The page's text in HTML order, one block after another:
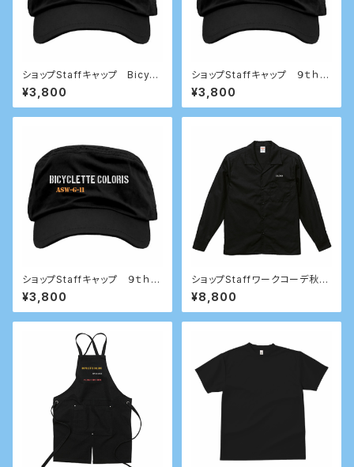
ショップStaffキャップ Bicycl
ette Coloris 9th anniversar
y アクティブ ハリセン モデル
¥3,800
ショップStaffキャップ ９ｔｈ
anniversary メカニックモデル
¥3,800
ショップStaffキャップ ９ｔｈ
ワークモデル
¥3,800
ショップStaffワークコーデ秋冬
用
¥8,800